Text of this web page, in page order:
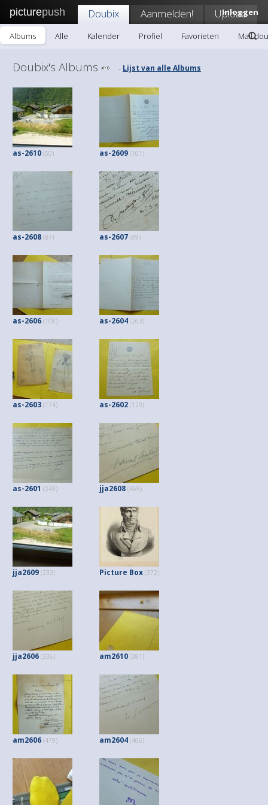
picturepush Inloggen
Doubix Aanmelden! Upload
Albums Alle Kalender Profiel Favorieten Mail
Doubix's Albums - Lijst van alle Albums
as-2610 (50) as-2609 (101)
as-2608 (87) as-2607 (89)
as-2606 (108) as-2604 (263)
as-2603 (174) as-2602 (120)
as-2601 (243) jja2608 (465)
jja2609 (233) Picture Box (372)
jja2606 (336) am2610 (381)
am2606 (479) am2604 (466)